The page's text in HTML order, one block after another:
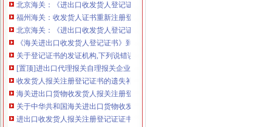
福州海关：收发货人证书重新注册登记
北京海关：《进出口收发货人登记证书》丢失-报关员通关指南--育路报
《海关进出口收发货人登记证书》到期换证_烟台网上民声_胶东在线
关于登记证书的发证机构,下列说错误的是（）。A.收发货人登记证
[置顶]进出口代理报关自理报关企业进出口收发货人办理海关注册登记
收发货人报关注册登记证书的遗失补办-通关监管海关业务咨询-通关
海关进出口货物收发货人报关注册登记证书逾期未年审_政务咨询_浙江
关于中华共和国海关进出口货物收发货人报关注册登记证书网上办
进出口收发货人报关注册登记证证书换证问题-阿里巴巴行业问答
变更海关收发货人登记刚办过分享给大家-外贸政策-福步外贸论坛